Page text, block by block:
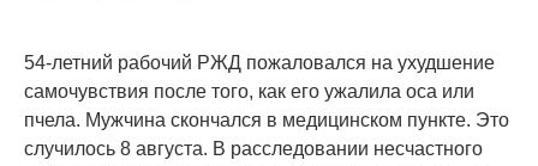
54-летний рабочий РЖД пожаловался на ухудшение
самочувствия после того, как его ужалила оса или
пчела. Мужчина скончался в медицинском пункте. Это
случилось 8 августа. В расследовании несчастного